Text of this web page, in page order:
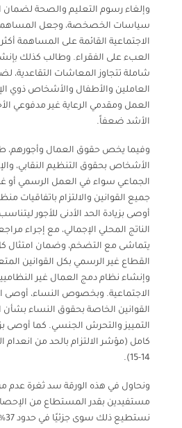
وإلغاء رسوم التعليم والصحة لضمان
سياسات الخصخصة، وجعل
الاجتماعية القائمة على المساهمة
العبء على الفقراء. وطالب كذلك
شاملة تتجاوز المعاشات التقاعدية،
العاملين والأطفال والأشخاص ذوي
العمل ومقدمي الرعاية غير مدفوعي
الأشد ضعفاً.
وفيما يخص حقوق العمال وأجورهم،
الأشخاص بحقوق التنظيم النقابي،
الجماعي سواء في العمل الرسمي أو
جميع القوانين والالتزام باتفاقيات
أوصى بزيادة الحد الأدنى للأجور
الناتج المحلي الإجمالي، مع إجراء
يتماشى مع التضخم، وضمان امتثال
القطاع غير الرسمي بكل القوانين
وإنشاء نظام دمج العمال غير
الاجتماعية. وبخصوص النساء، أوصى
القوانين الخاصة بحقوق النساء بشأن
التمييز والتحرش الجنسي. كما أوصى
14-15).
ونحاول في هذه الورقة سد ثغرة عدم
مستفيدين بقدر المستطاع من